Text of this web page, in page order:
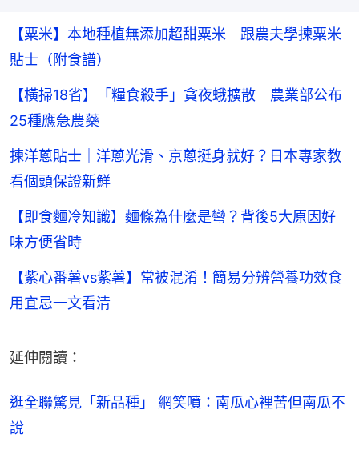
【粟米】本地種植無添加超甜粟米 跟農夫學揀粟米
貼士（附食譜）
【橫掃18省】「糧食殺手」貪夜蛾擴散 農業部公布
25種應急農藥
揀洋蔥貼士｜洋蔥光滑、京蔥挺身就好？日本專家教
看個頭保證新鮮
【即食麵冷知識】麵條為什麼是彎？背後5大原因好
味方便省時
【紫心番薯vs紫薯】常被混淆！簡易分辨營養功效食
用宜忌一文看清
延伸閱讀：
逛全聯驚見「新品種」 網笑噴：南瓜心裡苦但南瓜不
說